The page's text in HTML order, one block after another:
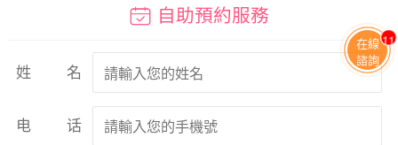
自助預約服務
姓名
电话
在線
諮詢
11